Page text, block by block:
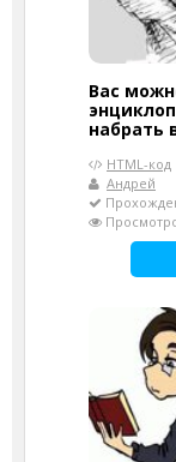
Вас
набрать
HTML-код
Андрей